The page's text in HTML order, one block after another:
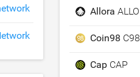
AlloraALLO
Coin98 C98
Cap CAP